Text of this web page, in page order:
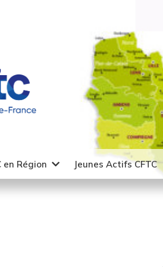
en Région Jeunes Actifs CFTC